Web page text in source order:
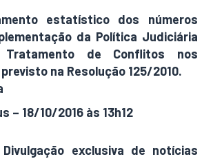
estatístico dos números
da Política Judiciária
Tratamento de Conflitos nos
na Resolução 125/2010.
– 18/10/2016 às 13h12
exclusiva de notícias